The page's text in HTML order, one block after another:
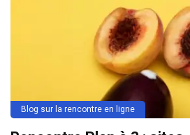
Blog sur la rencontre en ligne